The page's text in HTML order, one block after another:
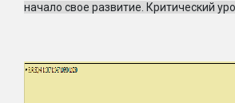
начало свое развитие. Критический